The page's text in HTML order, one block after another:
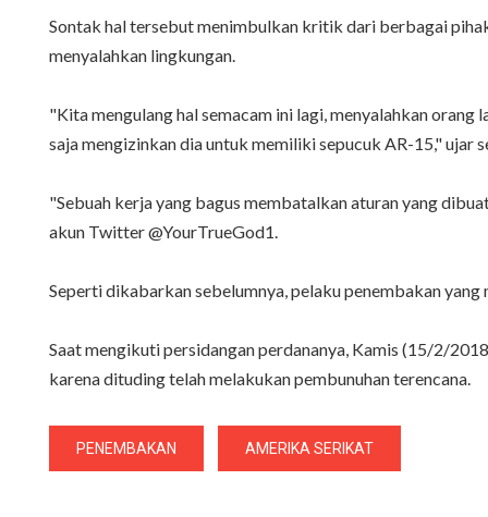
Sontak hal tersebut menimbulkan kritik dari berbagai
menyalahkan lingkungan.
"Kita mengulang hal semacam ini lagi, menyalahkan
saja mengizinkan dia untuk memiliki sepucuk AR-15," ujar
"Sebuah kerja yang bagus membatalkan aturan yang
akun Twitter @YourTrueGod1.
Seperti dikabarkan sebelumnya, pelaku penembakan
Saat mengikuti persidangan perdananya, Kamis (15/2/
karena dituding telah melakukan pembunuhan terencana.
PENEMBAKAN AMERIKA SERIKAT